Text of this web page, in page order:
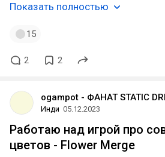
Показать полностью
15
2 2
ogampot - ФАНАТ STATIC
Инди 05.12.2023
Работаю над игрой про
цветов - Flower Merge